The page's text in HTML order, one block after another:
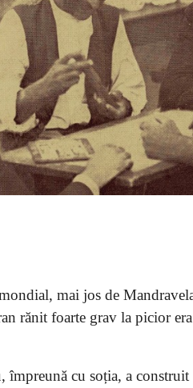
mai jos de
rănit foarte grav la picior
cu soția, a construit